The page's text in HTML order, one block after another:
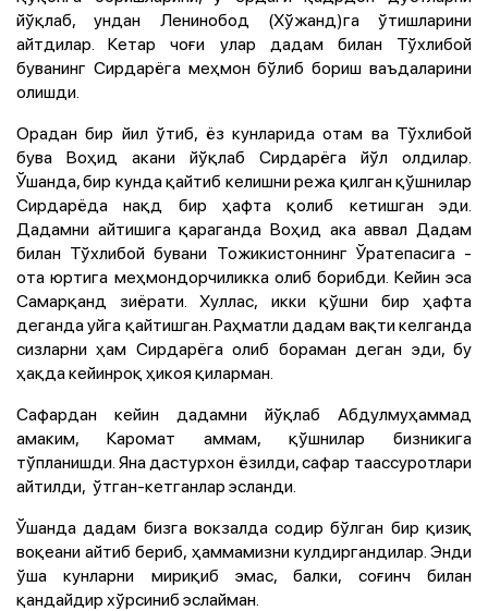
йўқлаб, ундан Ленинобод (Хўжанд)га ўтишларини
айтдилар. Кетар чоғи улар дадам билан Тўхлибой
буванинг Сирдарёга меҳмон бўлиб бориш ваъдаларини
олишди.
Орадан бир йил ўтиб, ёз кунларида отам ва Тўхлибой
бува Воҳид акани йўқлаб Сирдарёга йўл олдилар.
Ўшанда, бир кунда қайтиб келишни режа қилган қўшнилар
Сирдарёда нақд бир ҳафта қолиб кетишган эди.
Дадамни айтишига қараганда Воҳид ака аввал Дадам
билан Тўхлибой бувани Тожикистоннинг Ўратепасига -
ота юртига меҳмондорчиликка олиб борибди. Кейин эса
Самарқанд зиёрати. Хуллас, икки қўшни бир ҳафта
деганда уйга қайтишган. Раҳматли дадам вақти келганда
сизларни ҳам Сирдарёга олиб бораман деган эди, бу
ҳақда кейинроқ ҳикоя қиларман.
Сафардан кейин дадамни йўқлаб Абдулмуҳаммад
амаким, Каромат аммам, қўшнилар бизникига
тўпланишди. Яна дастурхон ёзилди, сафар таассуротлари
айтилди, ўтган-кетганлар эсланди.
Ўшанда дадам бизга вокзалда содир бўлган бир қизиқ
воқеани айтиб бериб, ҳаммамизни кулдиргандилар. Энди
ўша кунларни мириқиб эмас, балки, соғинч билан
қандайдир хўрсиниб эслайман.